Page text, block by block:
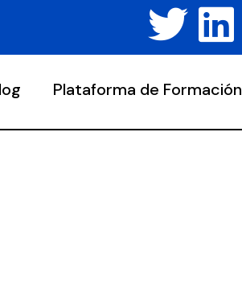
Plataforma de Formación